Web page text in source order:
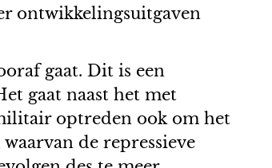
ontwikkelingsuitgaven
gaat. Dit is een
gaat naast het met
optreden ook om het
de repressieve